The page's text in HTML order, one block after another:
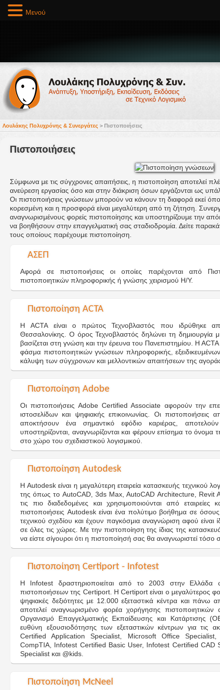
Λουλάκης Πολυχρόνης & Συνεργάτες > Πιστοποιήσεις
Πιστοποιήσεις
Σύμφωνα με τις σύγχρονες απαιτήσεις, η πιστοποίηση αποτελεί
ανεύρεση εργασίας όσο και στην διάκριση όσων εργάζονται ως
Οι πιστοποιήσεις γνώσεων μπορούν να κάνουν τη διαφορά εκεί
κορεσμένη και η προσφορά είναι μεγαλύτερη από τη ζήτηση.
αναγνωρισμένους φορείς πιστοποίησης και υποστηρίζουμε την
να βοηθήσουν στην επαγγελματική σας σταδιοδρομία. Δείτε
τους οποίους παρέχουμε πιστοποίηση.
ΑΣΕΠ
Αφορά σε πιστοποιήσεις οι οποίες παρέχονται από
πιστοποιητικών πληροφορικής ή γνώσης χειρισμού Η/Υ.
Πιστοποίηση ACTA
Η ACTA είναι ο πρώτος Τεχνοβλαστός που ιδρύθηκε από
Θεσσαλονίκης. Ο όρος Τεχνοβλαστός δηλώνει τη δημιουργία
βασίζεται στη γνώση και την έρευνα του Πανεπιστημίου. H
φάσμα πιστοποιητικών γνώσεων πληροφορικής,
κάλυψη των σύγχρονων και μελλοντικών απαιτήσεων της
Πιστοποίηση Adobe
Οι πιστοποιήσεις Adobe Certified Associate αφορούν την
ιστοσελίδων και ψηφιακής επικοινωνίας. Οι
αποκτήσουν ένα σημαντικό εφόδιο καριέρας,
υποστηρίζονται, αναγνωρίζονται και φέρουν επίσημα το
στο χώρο του σχεδιαστικού λογισμικού.
Πιστοποίηση Autodesk
H Autodesk είναι η μεγαλύτερη εταιρεία κατασκευής τεχνικού
της όπως το AutoCAD, 3ds Max, AutoCAD Architecture, Revit
τις πιο διαδεδομένες και χρησιμοποιούνται από εταιρείες
πιστοποιήσεις Autodesk είναι ένα πολύτιμο βοήθημα σε
τεχνικού σχεδίου και έχουν παγκόσμια αναγνώριση αφού είναι
σε όλες τις χώρες. Με την πιστοποίηση της ίδιας της
να είστε σίγουροι ότι η πιστοποίησή σας θα αναγνωριστεί
Πιστοποίηση Certiport - Infotest
Η Infotest δραστηριοποιείται από το 2003 στην Ελλάδα
πιστοποιήσεων της Certiport. Η Certiport είναι ο μεγαλύτερος
ψηφιακές δεξιότητες με 12.000 εξεταστικά κέντρα και
αποτελεί αναγνωρισμένο φορέα χορήγησης
Οργανισμό Επαγγελματικής Εκπαίδευσης και Κατάρτισης
ευθύνη εξουσιοδότησης των εξεταστικών κέντρων για τις
Certified Application Specialist, Microsoft Office
CompTIA, Infotest Certified Basic User, Infotest Certified CAD
Specialist και @kids.
Πιστοποίηση McNeel
Μενού